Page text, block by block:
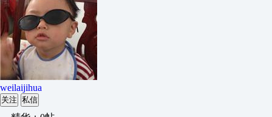
weilaijihua
关注 私信